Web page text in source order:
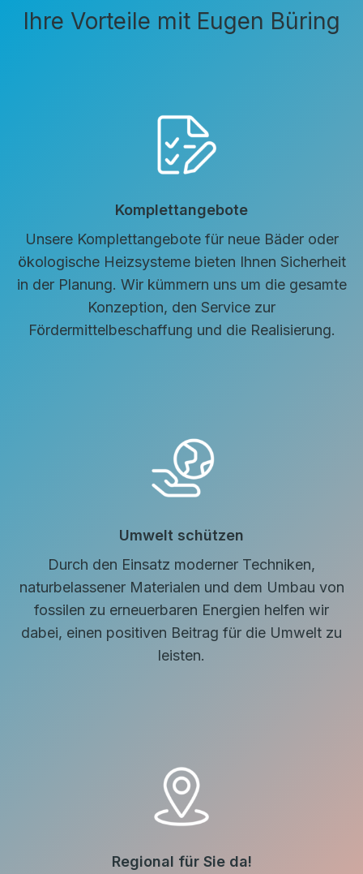
Ihre Vorteile mit Eugen Büring
Komplettangebote
Unsere Komplettangebote für neue Bäder oder
ökologische Heizsysteme bieten Ihnen Sicherheit
in der Planung. Wir kümmern uns um die gesamte
Konzeption, den Service zur
Fördermittelbeschaffung und die Realisierung.
Umwelt schützen
Durch den Einsatz moderner Techniken,
naturbelassener Materialen und dem Umbau von
fossilen zu erneuerbaren Energien helfen wir
dabei, einen positiven Beitrag für die Umwelt zu
leisten.
Regional für Sie da!